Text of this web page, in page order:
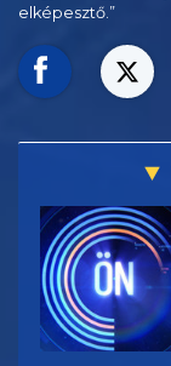
elképesztő.”